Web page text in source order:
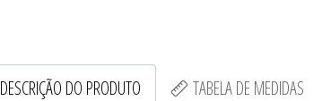
DESCRIÇÃO DO PRODUTO TABELA DE MEDIDAS